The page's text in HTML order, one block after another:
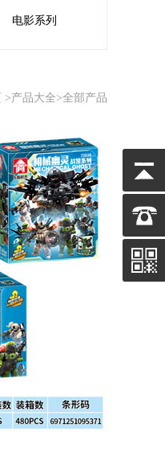
电影系列
>产品大全>全部产品